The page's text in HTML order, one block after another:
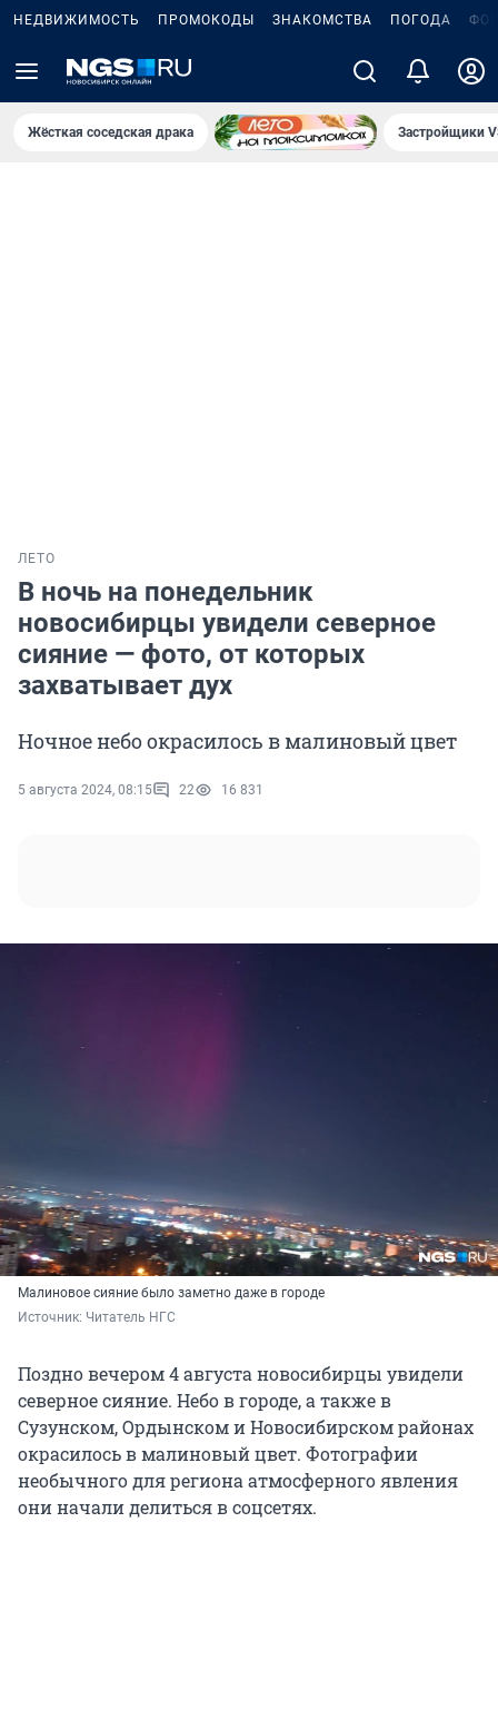
НЕДВИЖИМОСТЬ ПРОМОКОДЫ ЗНАКОМСТВА ПОГОДА
Жёсткая соседская драка Застройщики
ЛЕТО
В ночь на понедельник
новосибирцы увидели северное
сияние — фото, от которых
захватывает дух
Ночное небо окрасилось в малиновый цвет
5 августа 2024, 08:15 22 16 831
Малиновое сияние было заметно даже в городе
Источник: Читатель НГС
Поздно вечером 4 августа новосибирцы увидели
северное сияние. Небо в городе, а также в
Сузунском, Ордынском и Новосибирском районах
окрасилось в малиновый цвет. Фотографии
необычного для региона атмосферного явления
они начали делиться в соцсетях.